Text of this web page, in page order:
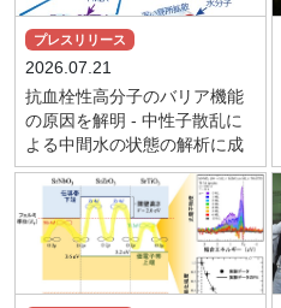
プレスリリース
2026.07.21
抗血栓性高分子のバリア機能
の原因を解明 - 中性子散乱に
よる中間水の状態の解析に成
功